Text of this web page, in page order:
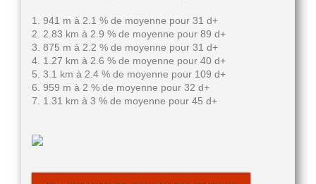
1. 941 m à 2.1 % de moyenne pour 31 d+
2. 2.83 km à 2.9 % de moyenne pour 89 d+
3. 875 m à 2.2 % de moyenne pour 31 d+
4. 1.27 km à 2.6 % de moyenne pour 40 d+
5. 3.1 km à 2.4 % de moyenne pour 109 d+
6. 959 m à 2 % de moyenne pour 32 d+
7. 1.31 km à 3 % de moyenne pour 45 d+